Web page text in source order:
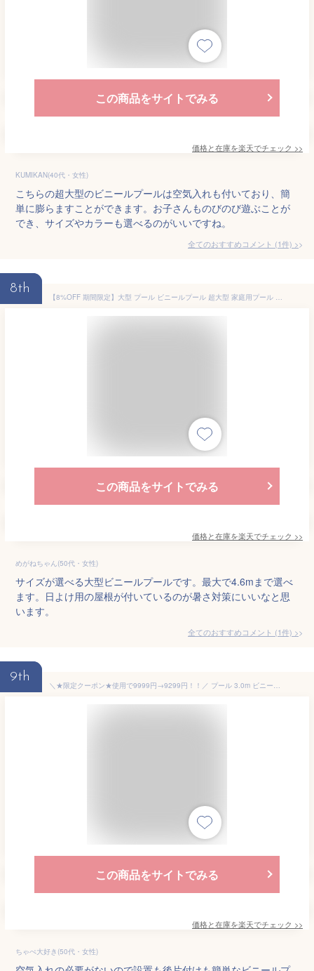
この商品をサイトでみる
価格と在庫を楽天でチェック >>
KUMIKAN(40代・女性)
こちらの超大型のビニールプールは空気入れも付いており、簡
単に膨らますことができます。お子さんものびのび遊ぶことが
でき、サイズやカラーも選べるのがいいですね。
全てのおすすめコメント (1件) >
8th
【8%OFF 期間限定】大型 プール ビニールプール 超大型 家庭用プール 子供プール ファミリープール キッズプール エアープール プレイプール おしゃれ 面白ビーチ ナイトプール 庭 ビッグサイズ 長方形 特大 子ども 大人 空気入れ 水遊び 水鉄砲
この商品をサイトでみる
価格と在庫を楽天でチェック >>
めがねちゃん(50代・女性)
サイズが選べる大型ビニールプールです。最大で4.6mまで選べ
ます。日よけ用の屋根が付いているのが暑さ対策にいいなと思
います。
全てのおすすめコメント (1件) >
9th
＼★限定クーポン★使用で9999円→9299円！！／ プール 3.0m ビニールプール 大型 折り畳みプール 空気入れ不要 【子供たちを笑顔にするHappy family pool】遊具 子供用 家庭用 折り畳み式プール 【15時迄のご注文・決済確定・翌日指定で当日発送】
この商品をサイトでみる
価格と在庫を楽天でチェック >>
ちゃぺ大好き(50代・女性)